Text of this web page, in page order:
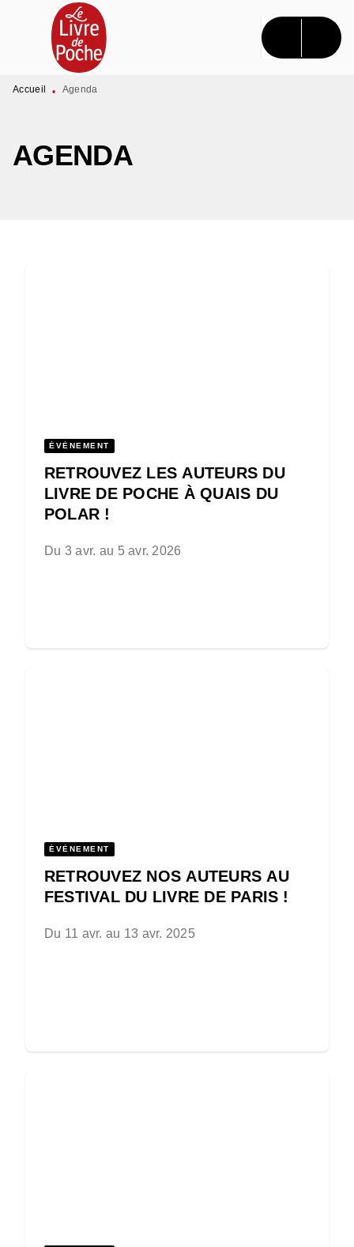
MENU RECHERCHE CONTENU
PIED DE PAGE
Accueil • Agenda
AGENDA
ÉVÈNEMENT
RETROUVEZ LES AUTEURS DU
LIVRE DE POCHE À QUAIS DU
POLAR !
Du 3 avr. au 5 avr. 2026
ÉVÈNEMENT
RETROUVEZ NOS AUTEURS AU
FESTIVAL DU LIVRE DE PARIS !
Du 11 avr. au 13 avr. 2025